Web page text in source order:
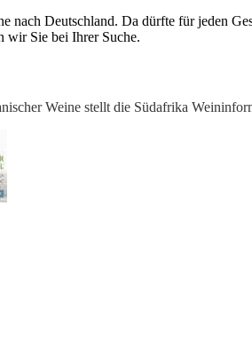
nach Deutschland. Da dürfte für jeden
wir Sie bei Ihrer Suche.
Weine stellt die Südafrika